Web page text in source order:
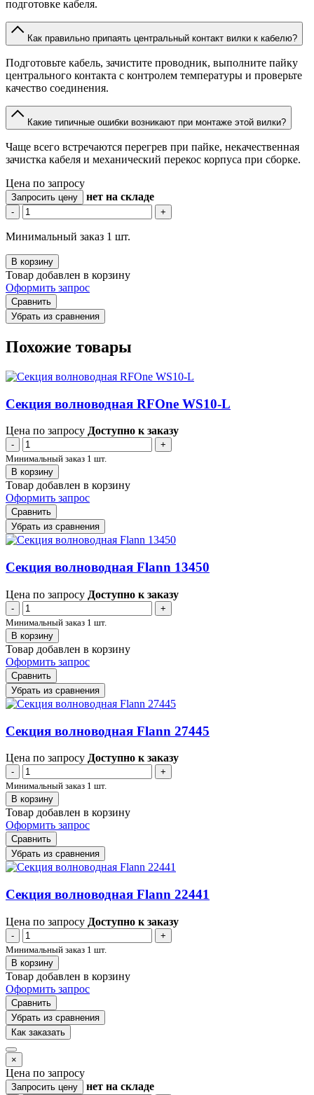
подготовке кабеля.
Как правильно припаять центральный контакт вилки к кабелю?
Подготовьте кабель, зачистите проводник, выполните пайку
центрального контакта с контролем температуры и проверьте
качество соединения.
Какие типичные ошибки возникают при монтаже этой вилки?
Чаще всего встречаются перегрев при пайке, некачественная
зачистка кабеля и механический перекос корпуса при сборке.
Цена по запросу
Запросить цену нет на складе
- +
Минимальный заказ 1 шт.
В корзину
Товар добавлен в корзину
Оформить запрос
Сравнить
Убрать из сравнения
Похожие товары
Секция волноводная RFOne WS10-L
Цена по запросу Доступно к заказу
-
+
Минимальный заказ 1 шт.
В корзину
Товар добавлен в корзину
Оформить запрос
Сравнить
Убрать из сравнения
Секция волноводная Flann 13450
Цена по запросу Доступно к заказу
-
+
Минимальный заказ 1 шт.
В корзину
Товар добавлен в корзину
Оформить запрос
Сравнить
Убрать из сравнения
Секция волноводная Flann 27445
Цена по запросу Доступно к заказу
-
+
Минимальный заказ 1 шт.
В корзину
Товар добавлен в корзину
Оформить запрос
Сравнить
Убрать из сравнения
Секция волноводная Flann 22441
Цена по запросу Доступно к заказу
-
+
Минимальный заказ 1 шт.
В корзину
Товар добавлен в корзину
Оформить запрос
Сравнить
Убрать из сравнения
Как заказать
×
Цена по запросу
Запросить цену нет на складе